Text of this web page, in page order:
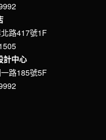
路417號1F
計中心
路185號5F